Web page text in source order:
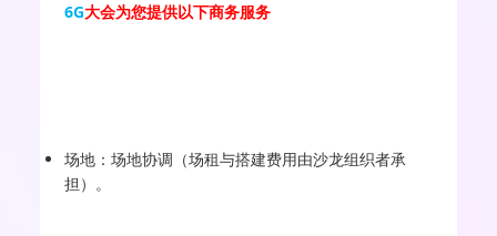
6G大会为您提供以下商务服务
场地：场地协调（场租与搭建费用由沙龙组织者承
担）。